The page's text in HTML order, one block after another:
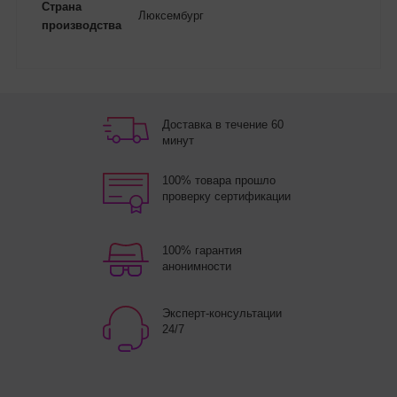
Страна
производства
Люксембург
Доставка в течение 60
минут
100% товара прошло
проверку сертификации
100% гарантия
анонимности
Эксперт-консультации
24/7